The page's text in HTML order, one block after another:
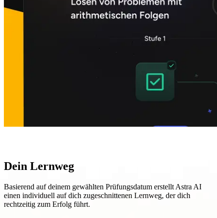
Dein Lernweg
Basierend auf deinem gewählten Prüfungsdatum erstellt Astra AI
einen individuell auf dich zugeschnittenen Lernweg, der dich
rechtzeitig zum Erfolg führt.